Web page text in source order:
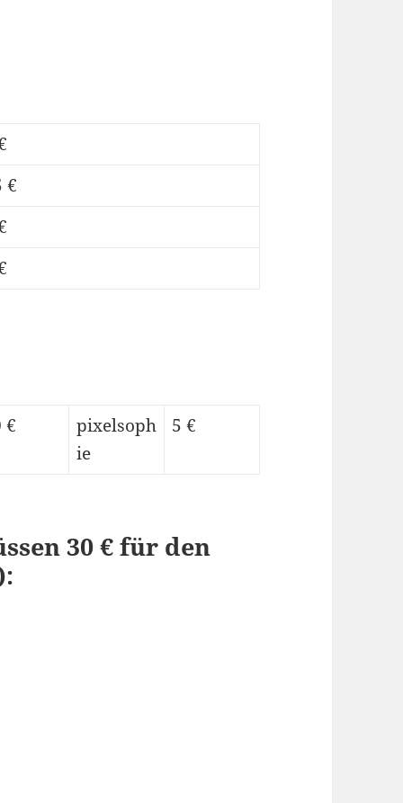
€
€
pixelsoph
ie
5 €
30 € für den